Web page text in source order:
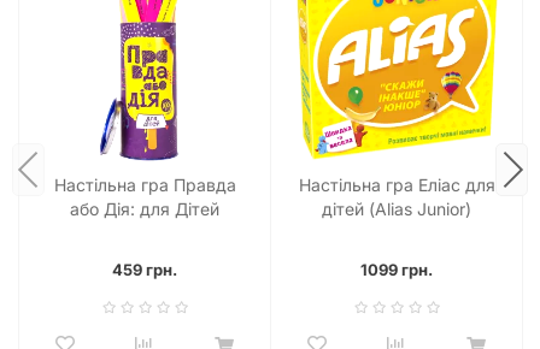
Настільна гра Правда
або Дія: для Дітей
459 грн.
Настільна гра Еліас для
дітей (Alias Junior)
1099 грн.